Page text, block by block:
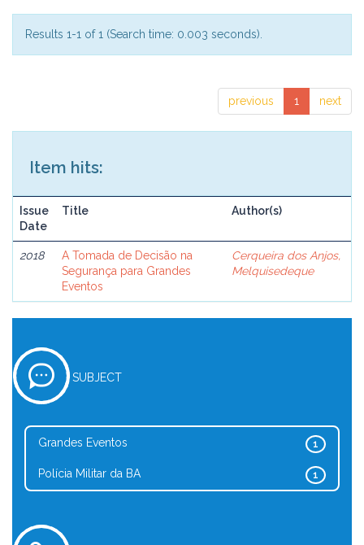
Results 1-1 of 1 (Search time: 0.003 seconds).
previous 1 next
Item hits:
Issue
Date
Title Author(s)
2018
A Tomada de Decisão na
Segurança para Grandes
Eventos
Cerqueira dos Anjos,
Melquisedeque
SUBJECT
1
Grandes Eventos
1
Polícia Militar da BA